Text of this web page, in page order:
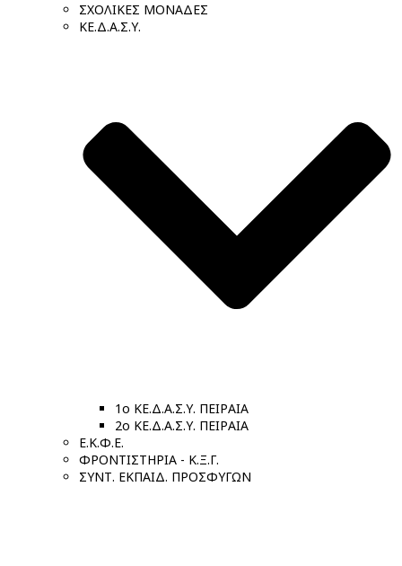
ΣΧΟΛΙΚΕΣ ΜΟΝΑΔΕΣ
ΚΕ.Δ.Α.Σ.Υ.
1ο ΚΕ.Δ.Α.Σ.Υ. ΠΕΙΡΑΙΑ
2ο ΚΕ.Δ.Α.Σ.Υ. ΠΕΙΡΑΙΑ
Ε.Κ.Φ.Ε.
ΦΡΟΝΤΙΣΤΗΡΙΑ - Κ.Ξ.Γ.
ΣΥΝΤ. ΕΚΠΑΙΔ. ΠΡΟΣΦΥΓΩΝ